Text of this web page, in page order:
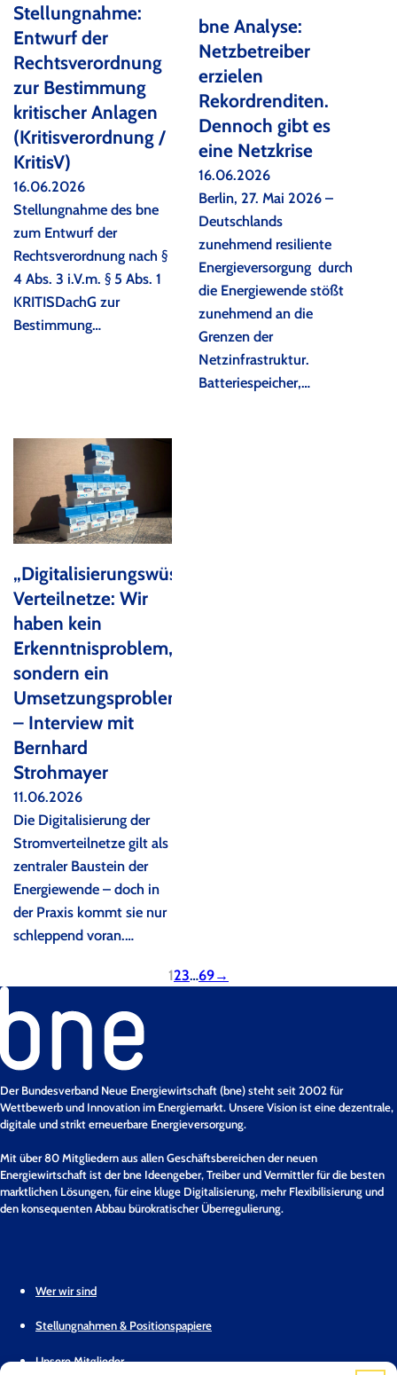
Stellungnahme:
Entwurf der
Rechtsverordnung
zur Bestimmung
kritischer Anlagen
(Kritisverordnung /
KritisV)
16.06.2026
Stellungnahme des bne
zum Entwurf der
Rechtsverordnung nach §
4 Abs. 3 i.V.m. § 5 Abs. 1
KRITISDachG zur
Bestimmung…
bne Analyse:
Netzbetreiber
erzielen
Rekordrenditen.
Dennoch gibt es
eine Netzkrise
16.06.2026
Berlin, 27. Mai 2026 –
Deutschlands
zunehmend resiliente
Energieversorgung durch
die Energiewende stößt
zunehmend an die
Grenzen der
Netzinfrastruktur.
Batteriespeicher,…
„Digitalisierungswüste
Verteilnetze: Wir
haben kein
Erkenntnisproblem,
sondern ein
Umsetzungsproblem“
– Interview mit
Bernhard
Strohmayer
11.06.2026
Die Digitalisierung der
Stromverteilnetze gilt als
zentraler Baustein der
Energiewende – doch in
der Praxis kommt sie nur
schleppend voran.…
123…69→
Der Bundesverband Neue Energiewirtschaft (bne) steht seit 2002 für
Wettbewerb und Innovation im Energiemarkt. Unsere Vision ist eine dezentrale,
digitale und strikt erneuerbare Energieversorgung.
Mit über 80 Mitgliedern aus allen Geschäftsbereichen der neuen
Energiewirtschaft ist der bne Ideengeber, Treiber und Vermittler für die besten
marktlichen Lösungen, für eine kluge Digitalisierung, mehr Flexibilisierung und
den konsequenten Abbau bürokratischer Überregulierung.
Wer wir sind
Stellungnahmen & Positionspapiere
Unsere Mitglieder